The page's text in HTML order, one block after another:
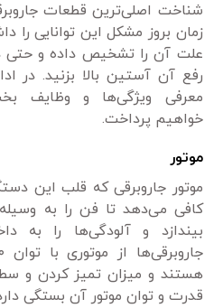
شناخت اصلی‌ترین قطعات
زمان بروز مشکل این توانایی را
علت آن را تشخیص داده و حتی
رفع آن آستین بالا بزنید. در
معرفی ویژگی‌ها و وظایف
خواهیم پرداخت.
موتور
موتور جاروبرقی که قلب این
کافی می‌دهد تا فن را به
بیندازد و آلودگی‌ها را به
هستند و میزان تمیز کردن و
قدرت و توان موتور آن بستگی